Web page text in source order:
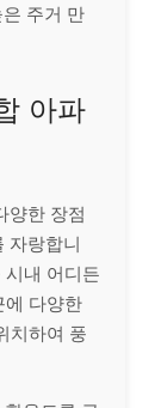
주거 만
아파
양한 장점
자랑합니
내 어디든
에 다양한
치하여 풍